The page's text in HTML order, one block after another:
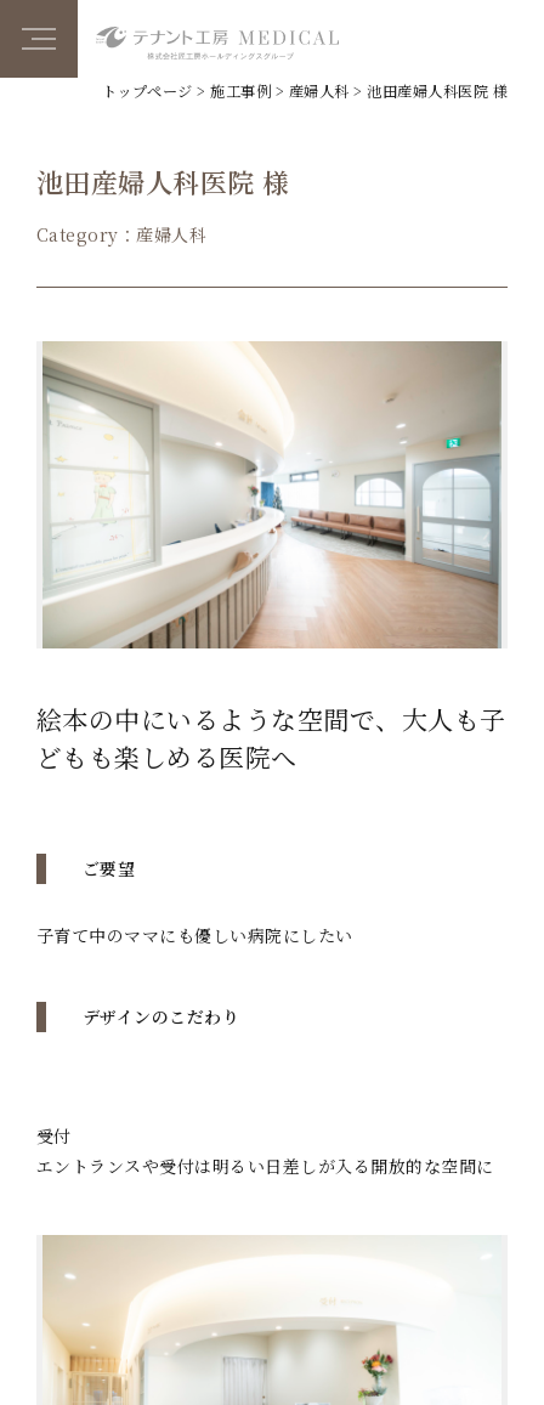
トップページ >施工事例 > 産婦人科 >池田産婦人科医院 様
池田産婦人科医院 様
Category：産婦人科
絵本の中にいるような空間で、大人も子
どもも楽しめる医院へ
ご要望
子育て中のママにも優しい病院にしたい
デザインのこだわり
受付
エントランスや受付は明るい日差しが入る開放的な空間に